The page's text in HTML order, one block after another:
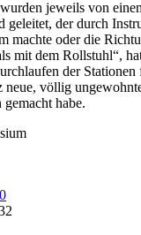
jeweils von
geleitet, der durch
machte oder die
mit dem Rollstuhl“,
der Stationen
neue, völlig
habe.